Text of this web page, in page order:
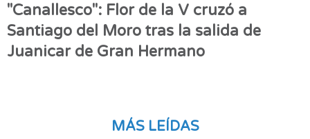
"Canallesco": Flor de la V cruzó a
Santiago del Moro tras la salida de
Juanicar de Gran Hermano
MÁS LEÍDAS